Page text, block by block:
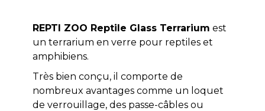
REPTI ZOO Reptile Glass Terrarium est
un terrarium en verre pour reptiles et
amphibiens.
Très bien conçu, il comporte de
nombreux avantages comme un loquet
de verrouillage, des passe-câbles ou